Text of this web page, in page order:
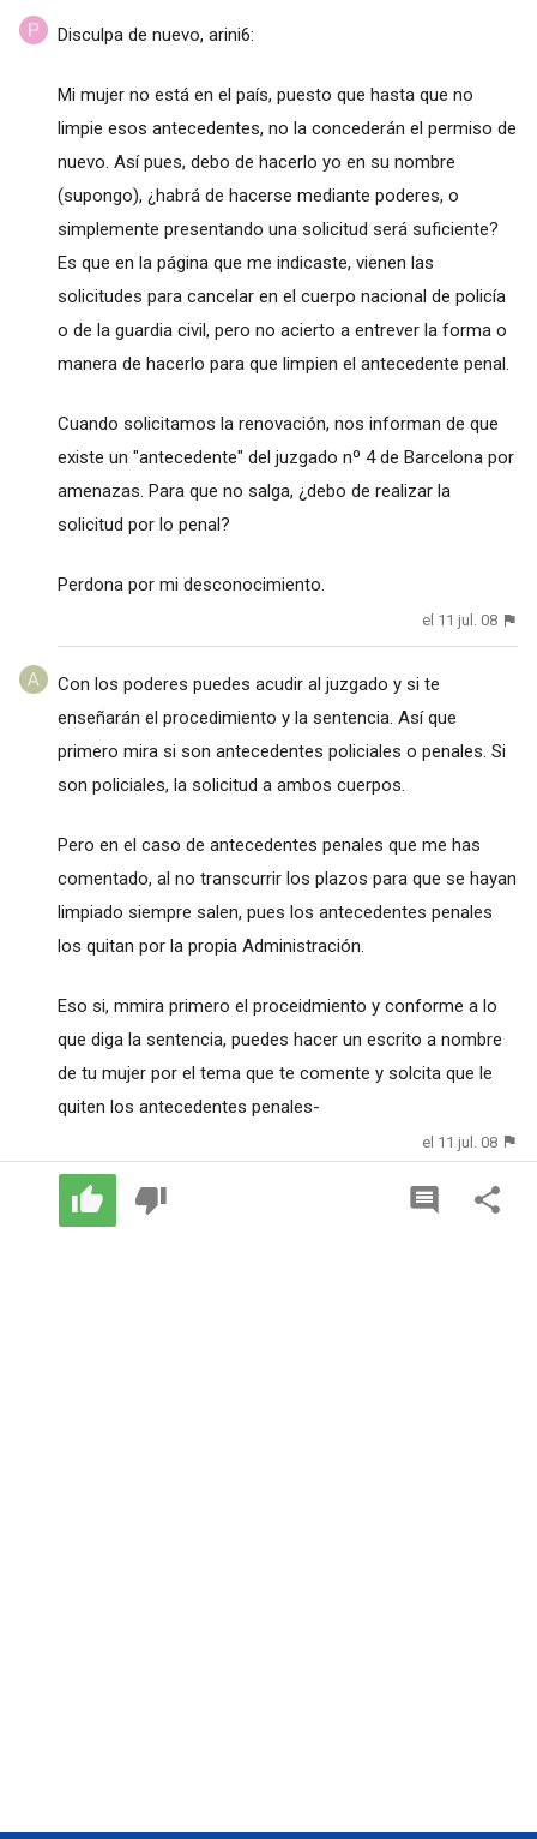
Disculpa de nuevo, arini6:
Mi mujer no está en el país, puesto que hasta que no
limpie esos antecedentes, no la concederán el permiso de
nuevo. Así pues, debo de hacerlo yo en su nombre
(supongo), ¿habrá de hacerse mediante poderes, o
simplemente presentando una solicitud será suficiente?
Es que en la página que me indicaste, vienen las
solicitudes para cancelar en el cuerpo nacional de policía
o de la guardia civil, pero no acierto a entrever la forma o
manera de hacerlo para que limpien el antecedente penal.
Cuando solicitamos la renovación, nos informan de que
existe un "antecedente" del juzgado nº 4 de Barcelona por
amenazas. Para que no salga, ¿debo de realizar la
solicitud por lo penal?
Perdona por mi desconocimiento.
el 11 jul. 08
Con los poderes puedes acudir al juzgado y si te
enseñarán el procedimiento y la sentencia. Así que
primero mira si son antecedentes policiales o penales. Si
son policiales, la solicitud a ambos cuerpos.
Pero en el caso de antecedentes penales que me has
comentado, al no transcurrir los plazos para que se hayan
limpiado siempre salen, pues los antecedentes penales
los quitan por la propia Administración.
Eso si, mmira primero el proceidmiento y conforme a lo
que diga la sentencia, puedes hacer un escrito a nombre
de tu mujer por el tema que te comente y solcita que le
quiten los antecedentes penales-
el 11 jul. 08